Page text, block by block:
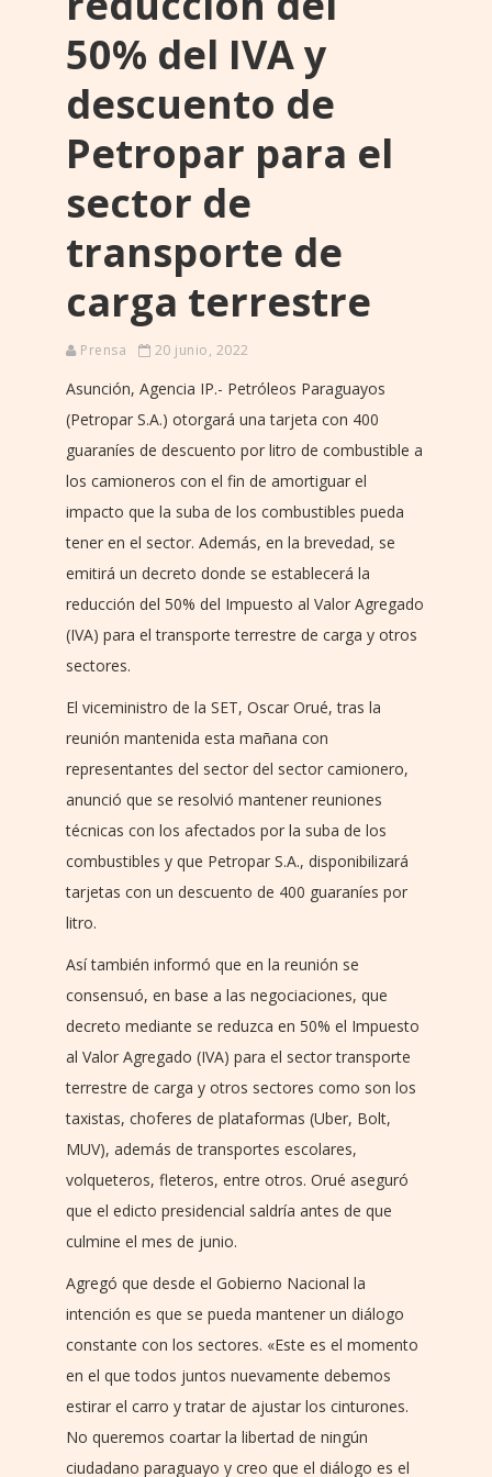
50% del IVA y
descuento de
Petropar para el
sector de
transporte de
carga terrestre
Prensa 20 junio, 2022
Asunción, Agencia IP.- Petróleos Paraguayos
(Petropar S.A.) otorgará una tarjeta con 400
guaraníes de descuento por litro de combustible a
los camioneros con el fin de amortiguar el
impacto que la suba de los combustibles pueda
tener en el sector. Además, en la brevedad, se
emitirá un decreto donde se establecerá la
reducción del 50% del Impuesto al Valor Agregado
(IVA) para el transporte terrestre de carga y otros
sectores.
El viceministro de la SET, Oscar Orué, tras la
reunión mantenida esta mañana con
representantes del sector del sector camionero,
anunció que se resolvió mantener reuniones
técnicas con los afectados por la suba de los
combustibles y que Petropar S.A., disponibilizará
tarjetas con un descuento de 400 guaraníes por
litro.
Así también informó que en la reunión se
consensuó, en base a las negociaciones, que
decreto mediante se reduzca en 50% el Impuesto
al Valor Agregado (IVA) para el sector transporte
terrestre de carga y otros sectores como son los
taxistas, choferes de plataformas (Uber, Bolt,
MUV), además de transportes escolares,
volqueteros, fleteros, entre otros. Orué aseguró
que el edicto presidencial saldría antes de que
culmine el mes de junio.
Agregó que desde el Gobierno Nacional la
intención es que se pueda mantener un diálogo
constante con los sectores. «Este es el momento
en el que todos juntos nuevamente debemos
estirar el carro y tratar de ajustar los cinturones.
No queremos coartar la libertad de ningún
ciudadano paraguayo y creo que el diálogo es el